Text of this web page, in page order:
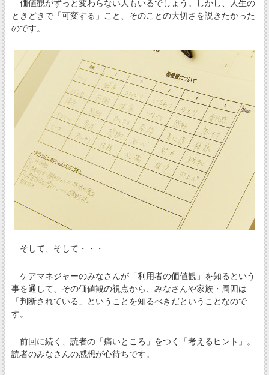
価値観がずっと変わらない人もいるでしょう。しかし、人生の
ときどきで「可変する」こと、そのことの大切さを説きたかった
のです。
そして、そして・・・
ケアマネジャーのみなさんが「利用者の価値観」を知るという
事を通して、その価値観の視点から、みなさんや家族・周囲は
「判断されている」ということを知るべきだということなので
す。
前回に続く、読者の「痛いところ」をつく「考えるヒント」。
読者のみなさんの感想が心待ちです。